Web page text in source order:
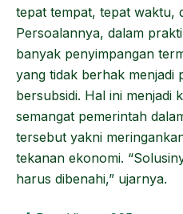
tepat tempat, tepat waktu,
Persoalannya, dalam
banyak penyimpangan
yang tidak berhak menjadi
bersubsidi. Hal ini menjadi
semangat pemerintah
tersebut yakni
tekanan ekonomi.
harus dibenahi,” ujarnya.